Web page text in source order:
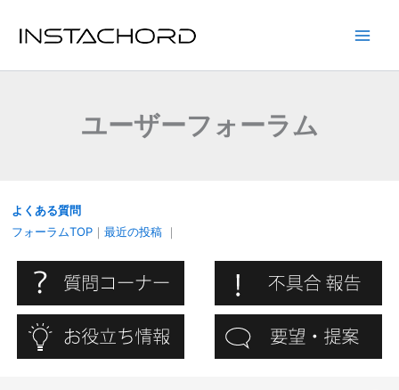
ユーザーフォーラム
よくある質問
フォーラムTOP ｜ 最近の投稿 ｜